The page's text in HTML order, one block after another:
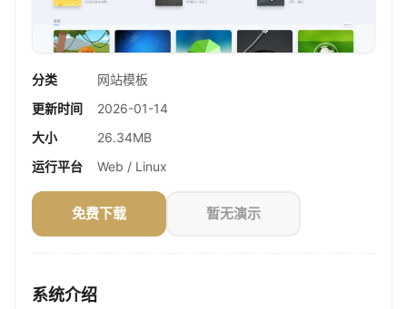
分类
网站模板
更新时间
2026-01-14
大小
26.34MB
运行平台
Web / Linux
免费下载 暂无演示
系统介绍